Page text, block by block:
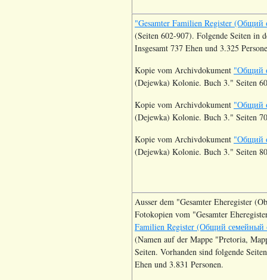
"Gesamter Familien Register
(Seiten 602-907). Folgende Seiten in
Insgesamt 737 Ehen und 3.325
Kopie vom Archivdokument "Общий
(Dejewka) Kolonie. Buch 3." Seiten
Kopie vom Archivdokument "Общий
(Dejewka) Kolonie. Buch 3." Seiten
Kopie vom Archivdokument "Общий
(Dejewka) Kolonie. Buch 3." Seiten
Ausser dem "Gesamter Eheregister
Fotokopien vom "Gesamter
Familien Register (Общий семейный
(Namen auf der Mappe "Pretoria,
Seiten. Vorhanden sind folgende
Ehen und 3.831 Personen.